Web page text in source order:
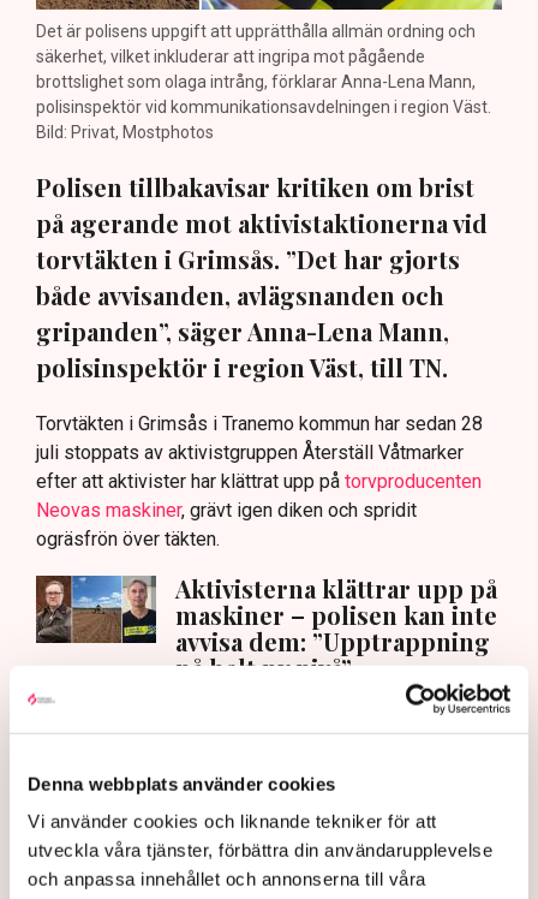
Denna webbplats använder cookies
Vi använder cookies och liknande tekniker för att
utveckla våra tjänster, förbättra din användarupplevelse
och anpassa innehållet och annonserna till våra
Det är polisens uppgift att upprätthålla allmän ordning och
säkerhet, vilket inkluderar att ingripa mot pågående
brottslighet som olaga intrång, förklarar Anna-Lena Mann,
polisinspektör vid kommunikationsavdelningen i region Väst.
Bild: Privat, Mostphotos
Polisen tillbakavisar kritiken om brist
på agerande mot aktivistaktionerna vid
torvtäkten i Grimsås. ”Det har gjorts
både avvisanden, avlägsnanden och
gripanden”, säger Anna-Lena Mann,
polisinspektör i region Väst, till TN.
Torvtäkten i Grimsås i Tranemo kommun har sedan 28
juli stoppats av aktivistgruppen Återställ Våtmarker
efter att aktivister har klättrat upp på torvproducenten
Neovas maskiner, grävt igen diken och spridit
ogräsfrön över täkten.
Aktivisterna klättrar upp på
maskiner – polisen kan inte
avvisa dem: ”Upptrappning
på helt ny nivå”
Torvtäkten i Grimsås har stoppats av aktivister
sedan 28 juli.
Polisen kritiseras för bristande agerande vid